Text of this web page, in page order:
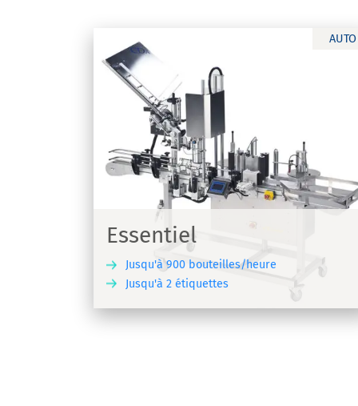
AUTO
Essentiel
Jusqu'à 900 bouteilles/heure
Jusqu'à 2 étiquettes
R1000/R1500
Etiqueteuse viticole pour étiquettes
adhésives - R1000/R1500